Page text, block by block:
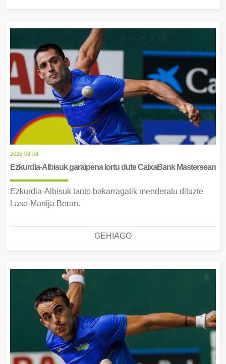
2026-08-04
Ezkurdia-Albisuk garaipena lortu dute CaixaBank Mastersean
Ezkurdia-Albisuk tanto bakarragatik menderatu dituzte
Laso-Martija Beran.
GEHIAGO